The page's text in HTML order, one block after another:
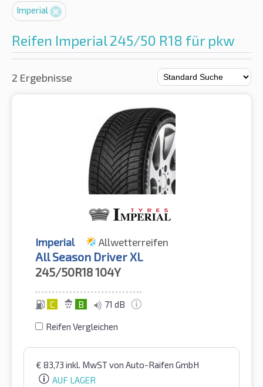
Imperial
Reifen Imperial 245/50 R18 für pkw
2 Ergebnisse
Imperial Allwetterreifen
All Season Driver XL
245/50R18104Y
C B 71 dB
Reifen Vergleichen
€ 83,73 inkl. MwSTvon Auto-Raifen GmbH
AUF LAGER